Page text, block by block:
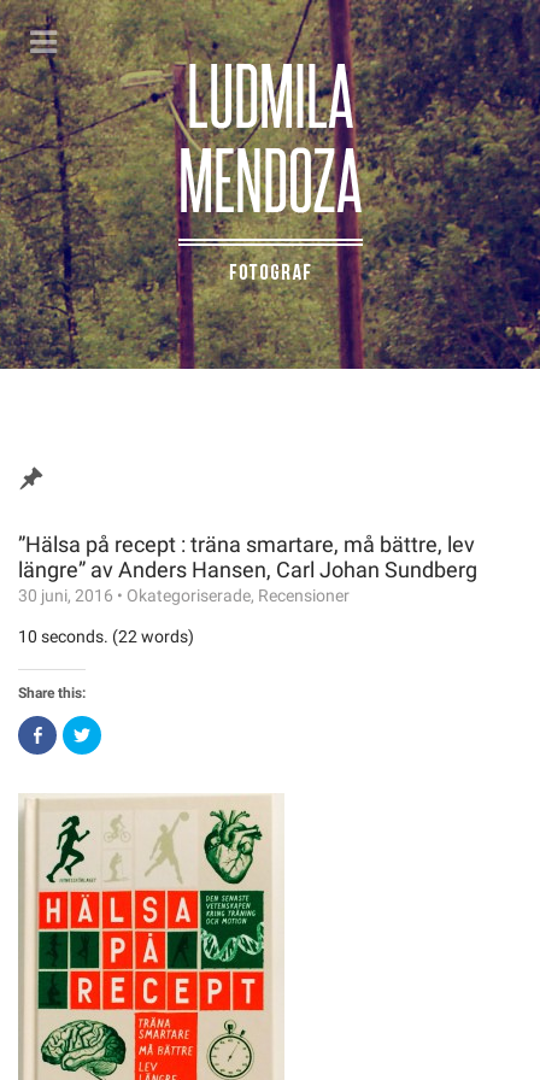
”Hälsa på recept : träna smartare, må bättre, lev
längre” av Anders Hansen, Carl Johan Sundberg
30 juni, 2016 • Okategoriserade, Recensioner
10 seconds. (22 words)
Share this:
Click
to
share
Facebook
(Opens
new
window)
Click
to
Twitter
(Opens
new
window)